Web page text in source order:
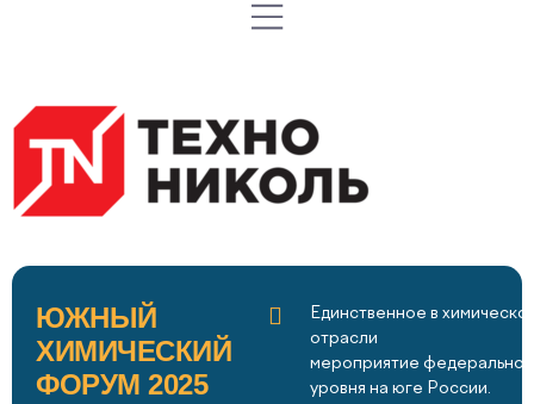
ЮЖНЫЙ
ХИМИЧЕСКИЙ
ФОРУМ 2025
Единственное в
отрасли
мероприятие
уровня на юге России.